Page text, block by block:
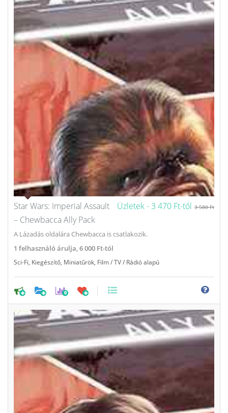
Üzletek -3 470 Ft-tól 3 580 Ft
Star Wars: Imperial Assault
– Chewbacca Ally Pack
A Lázadás oldalára Chewbacca is csatlakozik.
1 felhasználó árulja,6 000 Ft-tól
Sci-Fi, Kiegészítő, Miniatűrök, Film / TV / Rádió alapú
0